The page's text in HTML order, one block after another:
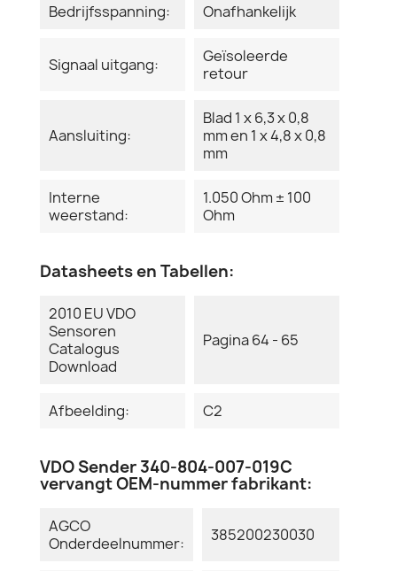
Bedrijfsspanning: Onafhankelijk
Signaal uitgang:
Geïsoleerde
retour
Aansluiting:
Blad 1 x 6,3 x 0,8
mm en 1 x 4,8 x 0,8
mm
Interne
weerstand:
1.050 Ohm ± 100
Ohm
Datasheets en Tabellen:
2010 EU VDO
Sensoren
Catalogus
Download
Pagina 64 - 65
Afbeelding: C2
VDO Sender 340-804-007-019C
vervangt OEM-nummer fabrikant:
AGCO
Onderdeelnummer:
385200230030